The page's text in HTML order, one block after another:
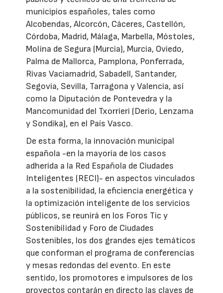
municipios españoles, tales como
Alcobendas, Alcorcón, Cáceres, Castellón,
Córdoba, Madrid, Málaga, Marbella, Móstoles,
Molina de Segura (Murcia), Murcia, Oviedo,
Palma de Mallorca, Pamplona, Ponferrada,
Rivas Vaciamadrid, Sabadell, Santander,
Segovia, Sevilla, Tarragona y Valencia, así
como la Diputación de Pontevedra y la
Mancomunidad del Txorrieri (Derio, Lenzama
y Sondika), en el País Vasco.
De esta forma, la innovación municipal
española -en la mayoría de los casos
adherida a la Red Española de Ciudades
Inteligentes (RECI)- en aspectos vinculados
a la sostenibilidad, la eficiencia energética y
la optimización inteligente de los servicios
públicos, se reunirá en los Foros Tic y
Sostenibilidad y Foro de Ciudades
Sostenibles, los dos grandes ejes temáticos
que conforman el programa de conferencias
y mesas redondas del evento. En este
sentido, los promotores e impulsores de los
proyectos contarán en directo las claves de